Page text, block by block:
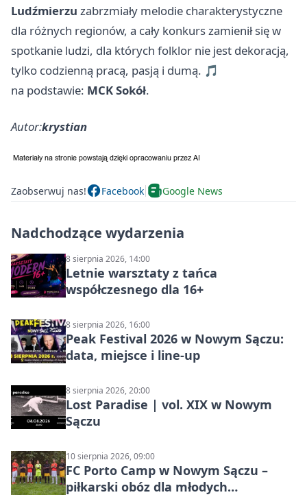
Ludźmierzu zabrzmiały melodie charakterystyczne
dla różnych regionów, a cały konkurs zamienił się w
spotkanie ludzi, dla których folklor nie jest dekoracją,
tylko codzienną pracą, pasją i dumą. 🎵
na podstawie: MCK Sokół.
Autor:krystian
Zaobserwuj nas! Facebook Google News
Nadchodzące wydarzenia
8 sierpnia 2026, 14:00
Letnie warsztaty z tańca
współczesnego dla 16+
8 sierpnia 2026, 16:00
Peak Festival 2026 w Nowym Sączu:
data, miejsce i line-up
8 sierpnia 2026, 20:00
Lost Paradise | vol. XIX w Nowym
Sączu
10 sierpnia 2026, 09:00
FC Porto Camp w Nowym Sączu –
piłkarski obóz dla młodych